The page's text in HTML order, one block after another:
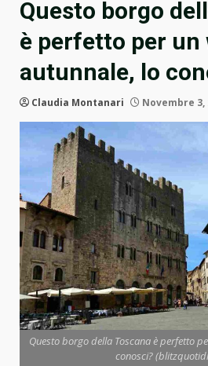
Questo borgo
è perfetto per un
autunnale, lo
Claudia Montanari Novembre 3,
Questo borgo della Toscana è perfetto
conosci?